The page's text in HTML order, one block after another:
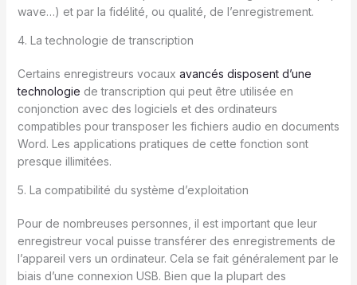
wave…) et par la fidélité, ou qualité, de l’enregistrement.
4. La technologie de transcription
Certains enregistreurs vocaux avancés disposent d’une
technologie de transcription qui peut être utilisée en
conjonction avec des logiciels et des ordinateurs
compatibles pour transposer les fichiers audio en documents
Word. Les applications pratiques de cette fonction sont
presque illimitées.
5. La compatibilité du système d’exploitation
Pour de nombreuses personnes, il est important que leur
enregistreur vocal puisse transférer des enregistrements de
l’appareil vers un ordinateur. Cela se fait généralement par le
biais d’une connexion USB. Bien que la plupart des